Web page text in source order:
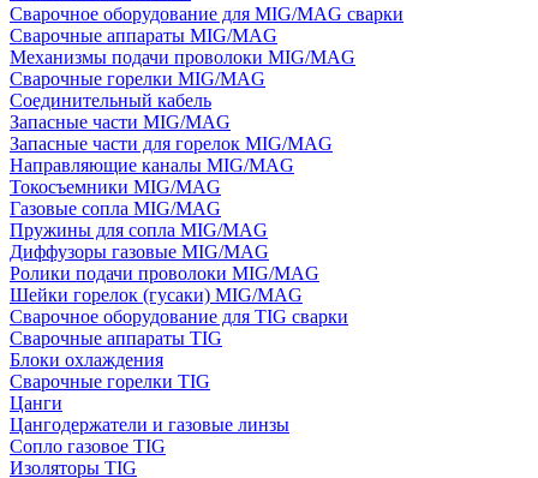
Сварочное оборудование для MIG/MAG сварки
Сварочные аппараты MIG/MAG
Механизмы подачи проволоки MIG/MAG
Сварочные горелки MIG/MAG
Соединительный кабель
Запасные части MIG/MAG
Запасные части для горелок MIG/MAG
Направляющие каналы MIG/MAG
Токосъемники MIG/MAG
Газовые сопла MIG/MAG
Пружины для сопла MIG/MAG
Диффузоры газовые MIG/MAG
Ролики подачи проволоки MIG/MAG
Шейки горелок (гусаки) MIG/MAG
Сварочное оборудование для TIG сварки
Сварочные аппараты TIG
Блоки охлаждения
Сварочные горелки TIG
Цанги
Цангодержатели и газовые линзы
Сопло газовое TIG
Изоляторы TIG